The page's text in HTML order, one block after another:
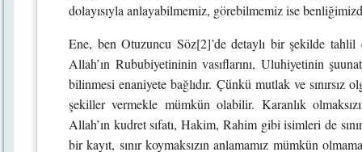
dolayısıyla anlayabilmemiz, görebilmemiz ise
Ene, ben Otuzuncu Söz[2]’de detaylı bir şekilde
Allah’ın Rububiyetininin vasıflarını, Uluhiyetinin
bilinmesi enaniyete bağlıdır. Çünkü mutlak ve sınırsız
şekiller vermekle mümkün olabilir. Karanlık
Allah’ın kudret sıfatı, Hakim, Rahim gibi isimleri de
bir kayıt, sınır koymaksızın anlamamız mümkün